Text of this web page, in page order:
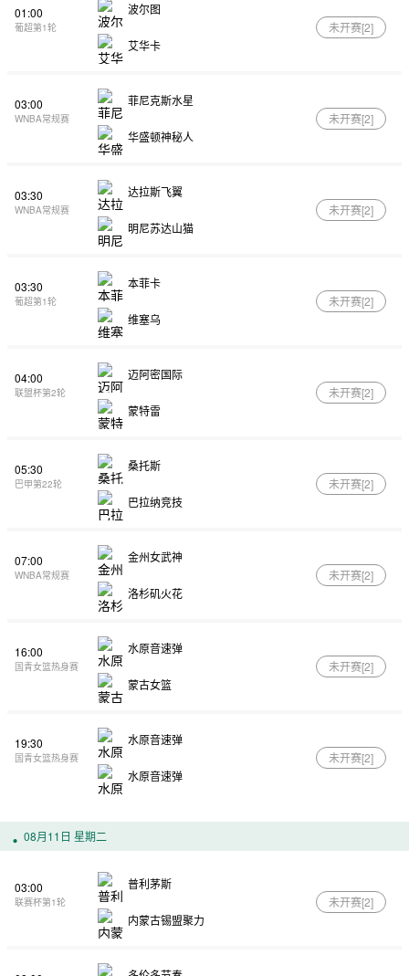
01:00
葡超第1轮
波尔图
艾华卡
未开赛[2]
03:00
WNBA常规赛
菲尼克斯水星
华盛顿神秘人
未开赛[2]
03:30
WNBA常规赛
达拉斯飞翼
明尼苏达山猫
未开赛[2]
03:30
葡超第1轮
本菲卡
维塞乌
未开赛[2]
04:00
联盟杯第2轮
迈阿密国际
蒙特雷
未开赛[2]
05:30
巴甲第22轮
桑托斯
巴拉纳竞技
未开赛[2]
07:00
WNBA常规赛
金州女武神
洛杉矶火花
未开赛[2]
16:00
国青女篮热身赛
水原音速弹
蒙古女篮
未开赛[2]
19:30
国青女篮热身赛
水原音速弹
水原音速弹
未开赛[2]
08月11日 星期二
03:00
联赛杯第1轮
普利茅斯
内蒙古锡盟聚力
未开赛[2]